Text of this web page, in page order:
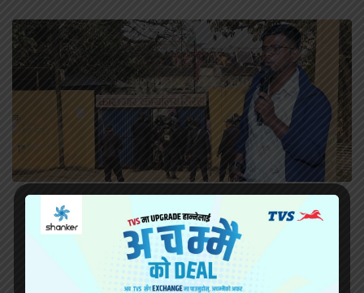
सिरहा कारागारको अवस्थाबारे राईनको गम्भीर प्रश्न